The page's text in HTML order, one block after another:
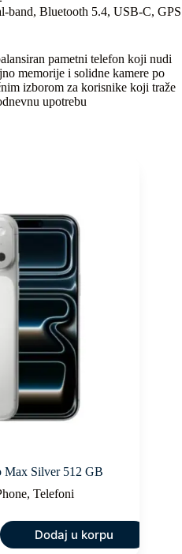
band, Bluetooth 5.4, USB-C, GPS
pametni telefon koji nudi
memorije i solidne kamere po
izborom za korisnike koji traže
upotrebu
Max Silver 512 GB
, Telefoni
Dodaj u korpu